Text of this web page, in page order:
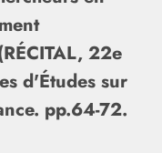
22e
d'Études sur
pp.64-72.